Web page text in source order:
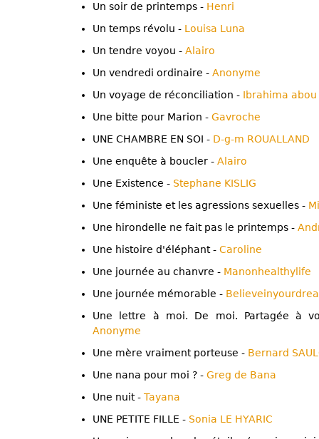
Un soir de printemps - Henri
Un temps révolu - Louisa Luna
Un tendre voyou - Alairo
Un vendredi ordinaire - Anonyme
Un voyage de réconciliation - Ibrahima abou
Une bitte pour Marion - Gavroche
UNE CHAMBRE EN SOI - D-g-m ROUALLAND
Une enquête à boucler - Alairo
Une Existence - Stephane KISLIG
Une féministe et les agressions sexuelles -
Une hirondelle ne fait pas le printemps -
Une histoire d'éléphant - Caroline
Une journée au chanvre - Manonhealthylife
Une journée mémorable -
Une lettre à moi. De moi. Partagée à
Anonyme
Une mère vraiment porteuse - Bernard
Une nana pour moi ? - Greg de Bana
Une nuit - Tayana
UNE PETITE FILLE - Sonia LE HYARIC